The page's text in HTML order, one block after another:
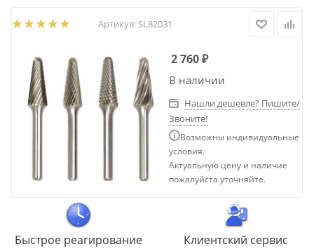
Артикул: SL82031
2 760₽
В наличии
Нашли дешевле? Пишите/
Звоните!
Возможны индивидуальные
условия.
Актуальную цену и наличие
пожалуйста уточняйте.
Быстрое реагирование Клиентский сервис